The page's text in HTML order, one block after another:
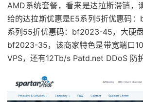
AMD系统套餐，看来是达拉斯滞销，
给的达拉斯优惠是E5系列5折优惠码
系列55折优惠码：bf2023-45，大硬盘
bf2023-35，该商家特色是带宽端口
VPS，还有12Tb/s Patd.net DDoS 防护